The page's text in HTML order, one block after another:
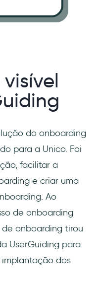
do onboarding
para a Unico. Foi
facilitar a
e criar uma
Ao
de onboarding
onboarding tirou
UserGuiding para
dos